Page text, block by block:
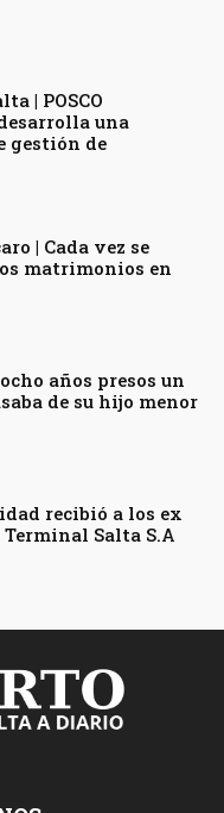
| POSCO
una
gestión de
| Cada vez se
matrimonios en
años presos un
de su hijo menor
recibió a los ex
Terminal Salta S.A